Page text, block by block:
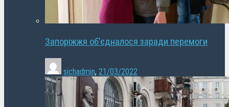
Запоріжжя об’єдналося заради перемоги
sichadmin, 21/03/2022